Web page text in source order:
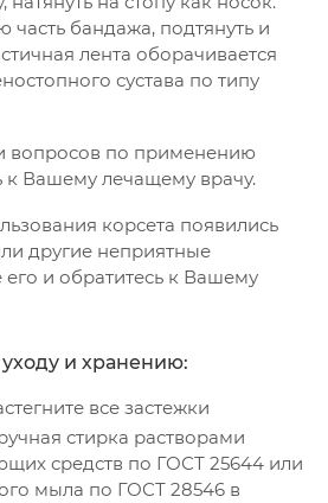
часть бандажа, подтянуть и
лента оборачивается
сустава по типу
вопросов по применению
к Вашему лечащему врачу.
корсета появились
другие неприятные
и обратитесь к Вашему
и хранению:
все застежки
стирка растворами
средств по ГОСТ 25644 или
мыла по ГОСТ 28546 в